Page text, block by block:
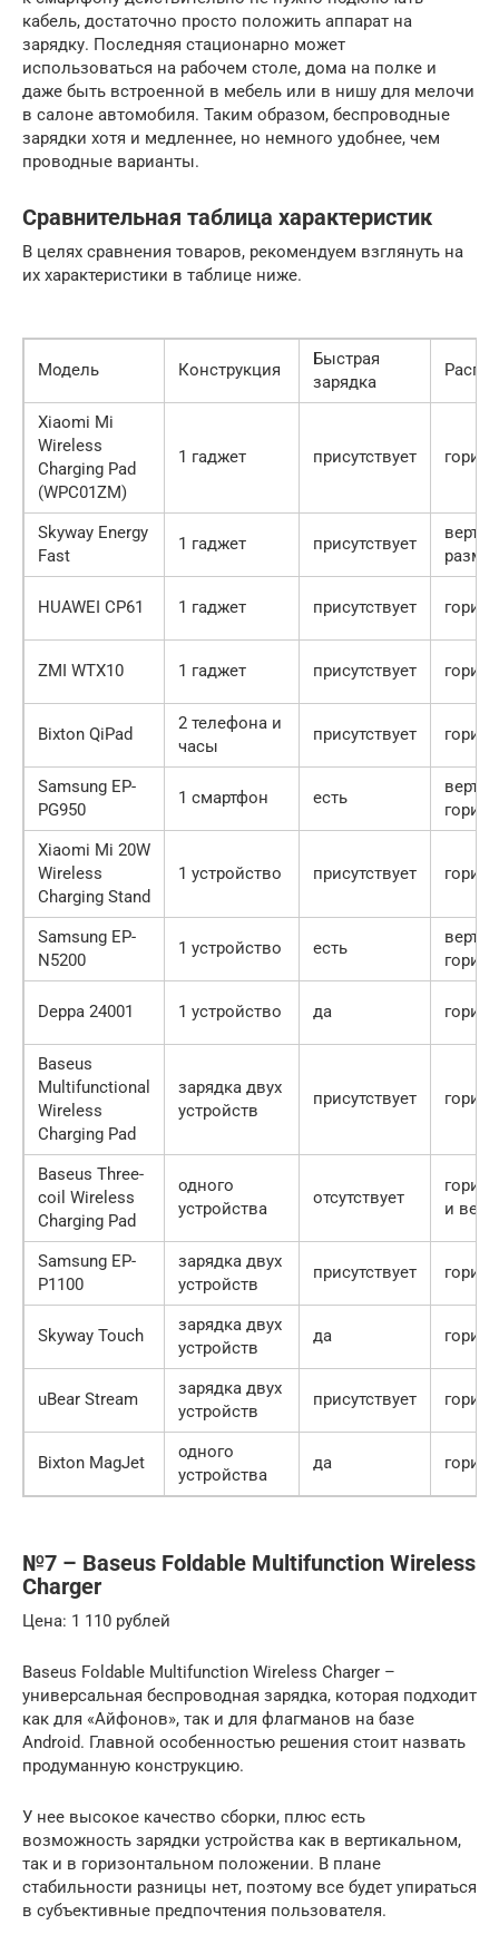
кабель, достаточно просто положить аппарат на
зарядку. Последняя стационарно может
использоваться на рабочем столе, дома на полке и
даже быть встроенной в мебель или в нишу для мелочи
в салоне автомобиля. Таким образом, беспроводные
зарядки хотя и медленнее, но немного удобнее, чем
проводные варианты.
Сравнительная таблица характеристик
В целях сравнения товаров, рекомендуем взглянуть на
их характеристики в таблице ниже.
Модель Конструкция
Быстрая
зарядка
Xiaomi Mi
Wireless
Charging Pad
(WPC01ZM)
1 гаджет присутствует
Skyway Energy
Fast
1 гаджет присутствует
HUAWEI CP61 1 гаджет присутствует
ZMI WTX10 1 гаджет присутствует
Bixton QiPad
2 телефона и
часы
присутствует
Samsung EP-
PG950
1 смартфон есть
Xiaomi Mi 20W
Wireless
Charging Stand
1 устройство присутствует
Samsung EP-
N5200
1 устройство есть
Deppa 24001 1 устройство да
Baseus
Multifunctional
Wireless
Charging Pad
зарядка двух
устройств
присутствует
Baseus Three-
coil Wireless
Charging Pad
одного
устройства
отсутствует
и
Samsung EP-
P1100
зарядка двух
устройств
присутствует
Skyway Touch
зарядка двух
устройств
да
uBear Stream
зарядка двух
устройств
присутствует
Bixton MagJet
одного
устройства
да
№7 – Baseus Foldable Multifunction Wireless
Charger
Цена: 1 110 рублей
Baseus Foldable Multifunction Wireless Charger –
универсальная беспроводная зарядка, которая подходит
как для «Айфонов», так и для флагманов на базе
Android. Главной особенностью решения стоит назвать
продуманную конструкцию.
У нее высокое качество сборки, плюс есть
возможность зарядки устройства как в вертикальном,
так и в горизонтальном положении. В плане
стабильности разницы нет, поэтому все будет упираться
в субъективные предпочтения пользователя.